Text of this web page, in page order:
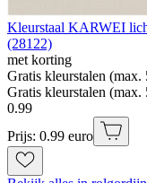
Kleurstaal KARWEI
(28122)
met korting
Gratis kleurstalen (max.
Gratis kleurstalen
0.99
Prijs: 0.99 euro